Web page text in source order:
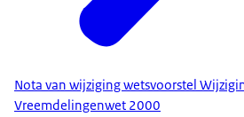
Nota van wijziging wetsvoorstel
Vreemdelingenwet 2000